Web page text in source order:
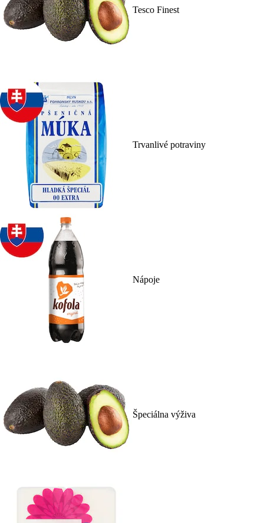
Tesco Finest
Trvanlivé potraviny
Nápoje
Špeciálna výživa